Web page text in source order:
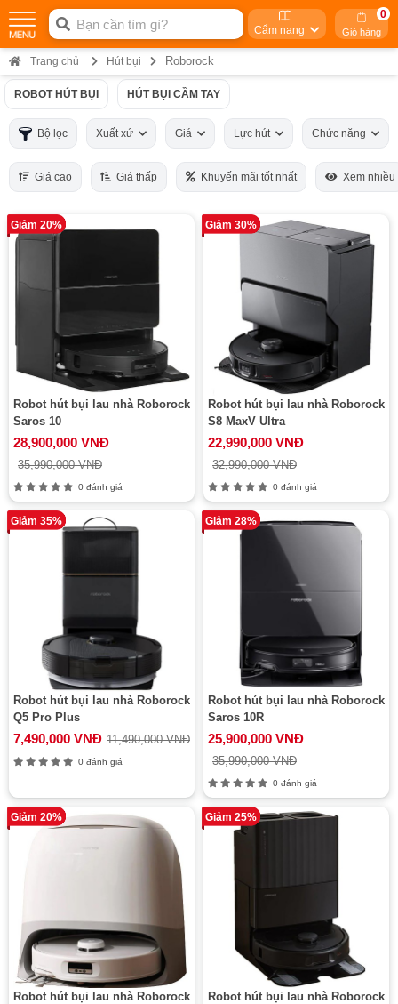
Cẩm nang Giỏ hàng
0
Trang chủ Hút bụi Roborock
ROBOT HÚT BỤI HÚT BỤI CẦM TAY
Bộ lọc Xuất xứ Giá Lực hút Chức năng
Giá cao Giá thấp Khuyến mãi tốt nhất Xem nhiều
Giảm 20%
Robot hút bụi lau nhà Roborock
Saros 10
28,900,000 VNĐ
35,990,000 VNĐ
0 đánh giá
Giảm 30%
Robot hút bụi lau nhà Roborock
S8 MaxV Ultra
22,990,000 VNĐ
32,990,000 VNĐ
0 đánh giá
Giảm 35%
Robot hút bụi lau nhà Roborock
Q5 Pro Plus
7,490,000 VNĐ 11,490,000 VNĐ
0 đánh giá
Giảm 28%
Robot hút bụi lau nhà Roborock
Saros 10R
25,900,000 VNĐ
35,990,000 VNĐ
0 đánh giá
Giảm 20%
Robot hút bụi lau nhà Roborock
Giảm 25%
Robot hút bụi lau nhà Roborock